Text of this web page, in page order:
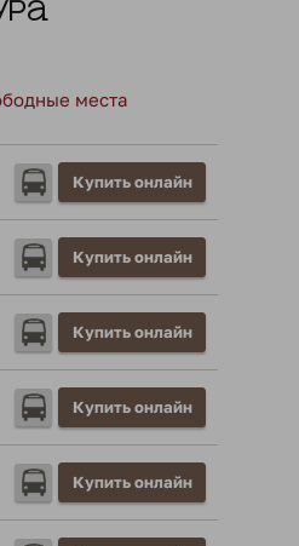
места
Купить онлайн
Купить онлайн
Купить онлайн
Купить онлайн
Купить онлайн